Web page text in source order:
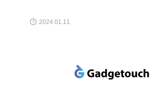
2024.01.11